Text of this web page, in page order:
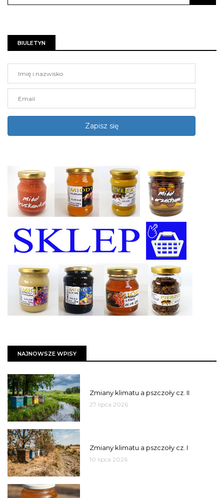
BIULETYN
NAJNOWSZE WPISY
Zmiany klimatu a pszczoły cz. II
27 lipca 2026
Zmiany klimatu a pszczoły cz. I
10 lipca 2026